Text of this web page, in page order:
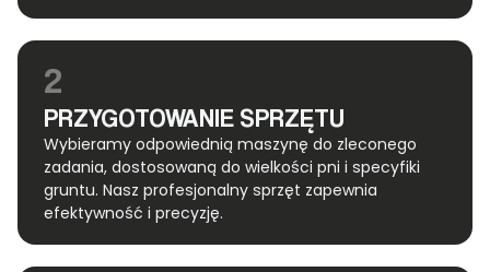
2
PRZYGOTOWANIE SPRZĘTU
Wybieramy odpowiednią maszynę do zleconego
zadania, dostosowaną do wielkości pni i specyfiki
gruntu. Nasz profesjonalny sprzęt zapewnia
efektywność i precyzję.